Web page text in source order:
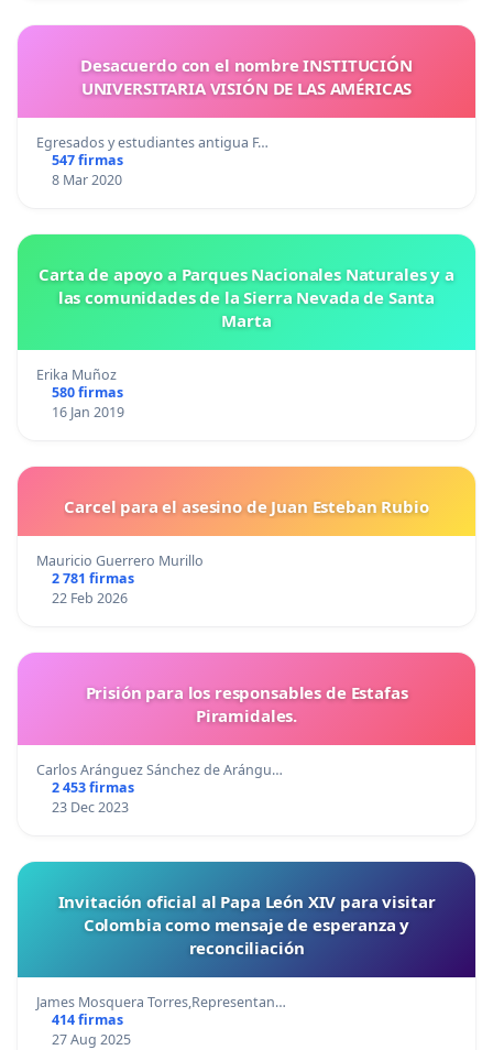
Desacuerdo con el nombre INSTITUCIÓN
UNIVERSITARIA VISIÓN DE LAS AMÉRICAS
Egresados y estudiantes antigua F…
547 firmas
8 Mar 2020
Carta de apoyo a Parques Nacionales Naturales y a
las comunidades de la Sierra Nevada de Santa
Marta
Erika Muñoz
580 firmas
16 Jan 2019
Carcel para el asesino de Juan Esteban Rubio
Mauricio Guerrero Murillo
2 781 firmas
22 Feb 2026
Prisión para los responsables de Estafas
Piramidales.
Carlos Aránguez Sánchez de Arángu…
2 453 firmas
23 Dec 2023
Invitación oficial al Papa León XIV para visitar
Colombia como mensaje de esperanza y
reconciliación
James Mosquera Torres,Representan…
414 firmas
27 Aug 2025